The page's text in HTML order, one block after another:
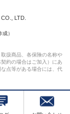
LTD.
）
扱商品、各保険の名称や
約の場合はご加入）にあ
点等がある場合には、代